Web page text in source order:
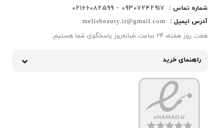
شماره تماس :
09307242917 - 02166082599
آدرس ایمیل :
melisbeauty.ir@gmail.com
هفت روز هفته، ۲۴ ساعت شبانه‌روز پاسخگوی شما هستیم.
راهنمای خرید